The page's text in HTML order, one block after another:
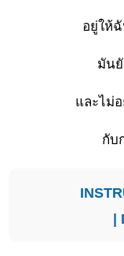
อยู่ให้
มัน
และไม่
กับ
|